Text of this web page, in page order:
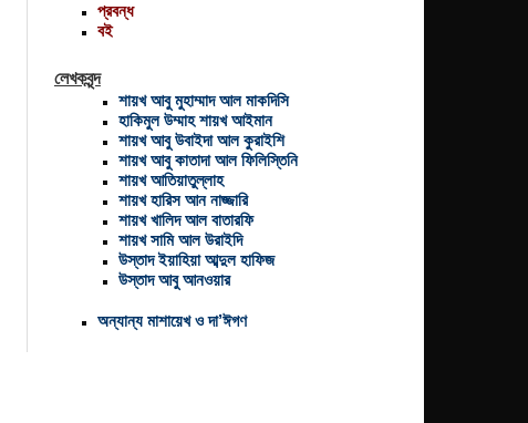
প্রবন্ধ
বই
লেখকবৃন্দ
শায়খ আবু মুহাম্মাদ আল মাকদিসি
হাকিমুল উম্মাহ শায়খ আইমান
শায়খ আবু উবাইদা আল কুরাইশি
শায়খ আবু কাতাদা আল ফিলিস্তিনি
শায়খ আতিয়াতুল্লাহ
শায়খ হারিস আন নাজ্জারি
শায়খ খালিদ আল বাতারফি
শায়খ সামি আল উরাইদি
উস্তাদ ইয়াহিয়া আব্দুল হাফিজ
উস্তাদ আবু আনওয়ার
অন্যান্য মাশায়েখ ও দা’ঈগণ